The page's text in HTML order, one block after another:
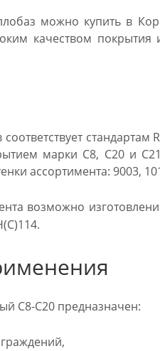
можно купить в
качеством
марки С8, С20 и
ассортимента: 9003,
возможно
С8-С20 предназначен: